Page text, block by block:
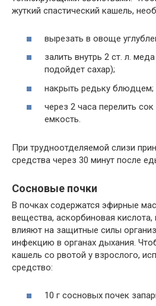
жуткий спастический кашель,
вырезать в овоще
залить внутрь 2 ст. л.
подойдет сахар);
накрыть редьку блюдцем;
через 2 часа перелить
емкость.
При трудноотделяемой слизи
средства через 30 минут после
Сосновые почки
В почках содержатся эфирные
вещества, аскорбиновая
влияют на защитные силы
инфекцию в органах дыхания.
кашель со рвотой у взрослого,
средство:
10 г сосновых почек